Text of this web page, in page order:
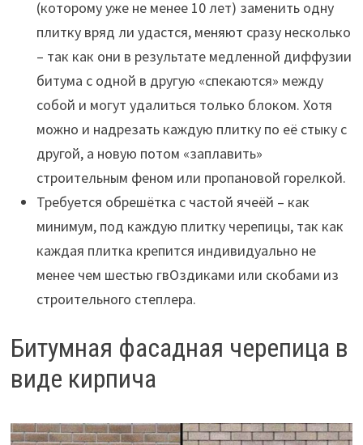
(которому уже не менее 10 лет) заменить одну
плитку вряд ли удастся, меняют сразу несколько
– так как они в результате медленной диффузии
битума с одной в другую «спекаются» между
собой и могут удалиться только блоком. Хотя
можно и надрезать каждую плитку по её стыку с
другой, а новую потом «заплавить»
строительным феном или пропановой горелкой.
Требуется обрешётка с частой ячеёй – как
минимум, под каждую плитку черепицы, так как
каждая плитка крепится индивидуально не
менее чем шестью гвОздиками или скобами из
строительного степлера.
Битумная фасадная черепица в
виде кирпича